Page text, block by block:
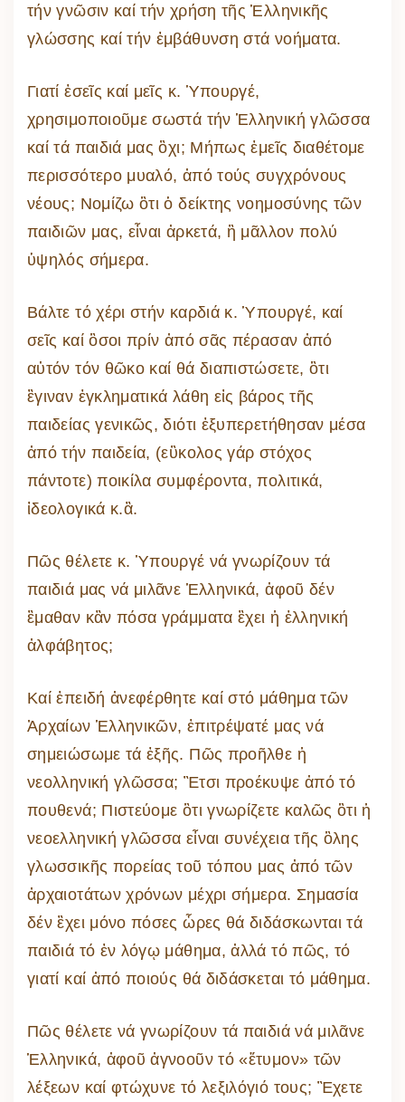
τήν γνῶσιν καί τήν χρήση τῆς Ἑλληνικῆς
γλώσσης καί τήν ἐμβάθυνση στά νοήματα.
Γιατί ἐσεῖς καί μεῖς κ. Ὑπουργέ,
χρησιμοποιοῦμε σωστά τήν Ἑλληνική γλῶσσα
καί τά παιδιά μας ὂχι; Μήπως ἐμεῖς διαθέτομε
περισσότερο μυαλό, ἀπό τούς συγχρόνους
νέους; Νομίζω ὃτι ὁ δείκτης νοημοσύνης τῶν
παιδιῶν μας, εἶναι ἀρκετά, ἢ μᾶλλον πολύ
ὑψηλός σήμερα.
Βάλτε τό χέρι στήν καρδιά κ. Ὑπουργέ, καί
σεῖς καί ὃσοι πρίν ἀπό σᾶς πέρασαν ἀπό
αὐτόν τόν θῶκο καί θά διαπιστώσετε, ὃτι
ἒγιναν ἐγκληματικά λάθη εἰς βάρος τῆς
παιδείας γενικῶς, διότι ἐξυπερετήθησαν μέσα
ἀπό τήν παιδεία, (εὒκολος γάρ στόχος
πάντοτε) ποικίλα συμφέροντα, πολιτικά,
ἰδεολογικά κ.ἂ.
Πῶς θέλετε κ. Ὑπουργέ νά γνωρίζουν τά
παιδιά μας νά μιλᾶνε Ἑλληνικά, ἀφοῦ δέν
ἒμαθαν κἂν πόσα γράμματα ἒχει ἡ ἑλληνική
ἀλφάβητος;
Καί ἐπειδή ἀνεφέρθητε καί στό μάθημα τῶν
Ἀρχαίων Ἑλληνικῶν, ἐπιτρέψατέ μας νά
σημειώσωμε τά ἐξῆς. Πῶς προῆλθε ἡ
νεολληνική γλῶσσα; Ἒτσι προέκυψε ἀπό τό
πουθενά; Πιστεύομε ὃτι γνωρίζετε καλῶς ὃτι ἡ
νεοελληνική γλῶσσα εἶναι συνέχεια τῆς ὃλης
γλωσσικῆς πορείας τοῦ τόπου μας ἀπό τῶν
ἀρχαιοτάτων χρόνων μέχρι σήμερα. Σημασία
δέν ἒχει μόνο πόσες ὧρες θά διδάσκωνται τά
παιδιά τό ἐν λόγῳ μάθημα, ἀλλά τό πῶς, τό
γιατί καί ἀπό ποιούς θά διδάσκεται τό μάθημα.
Πῶς θέλετε νά γνωρίζουν τά παιδιά νά μιλᾶνε
Ἑλληνικά, ἀφοῦ ἀγνοοῦν τό «ἔτυμον» τῶν
λέξεων καί φτώχυνε τό λεξιλόγιό τους; Ἒχετε